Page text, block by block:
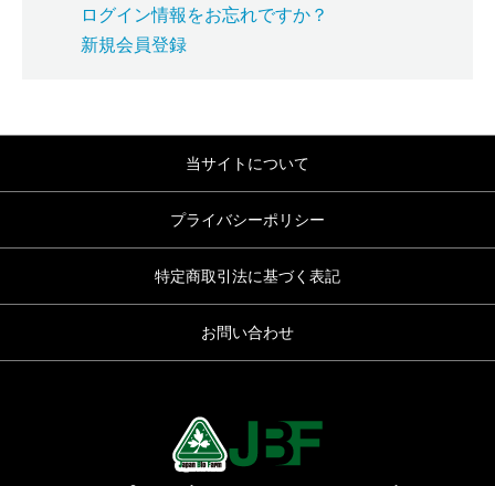
ログイン情報をお忘れですか？
新規会員登録
当サイトについて
プライバシーポリシー
特定商取引法に基づく表記
お問い合わせ